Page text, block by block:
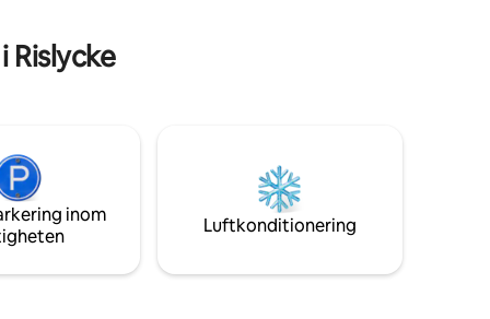
Rislycke
inom
Luftkonditionering